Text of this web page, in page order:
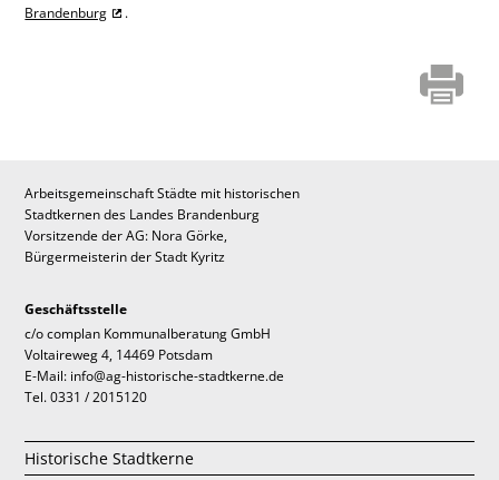
Brandenburg
.
Arbeitsgemeinschaft Städte mit historischen
Stadtkernen des Landes Brandenburg
Vorsitzende der AG: Nora Görke,
Bürgermeisterin der Stadt Kyritz
Geschäftsstelle
c/o complan Kommunalberatung GmbH
Voltaireweg 4, 14469 Potsdam
E-Mail: info@ag-historische-stadtkerne.de
Tel. 0331 / 2015120
Historische Stadtkerne